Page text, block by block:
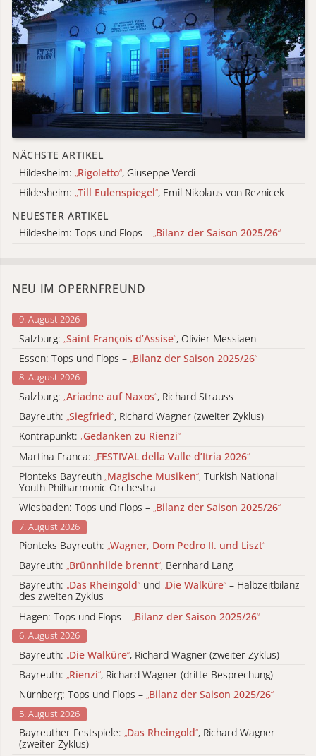
NÄCHSTE ARTIKEL
Hildesheim: „Rigoletto“, Giuseppe Verdi
Hildesheim: „Till Eulenspiegel“, Emil Nikolaus von Reznicek
NEUESTER ARTIKEL
Hildesheim: Tops und Flops – „Bilanz der Saison 2025/26“
NEU IM OPERNFREUND
9. August 2026
Salzburg: „Saint François d’Assise“, Olivier Messiaen
Essen: Tops und Flops – „Bilanz der Saison 2025/26“
8. August 2026
Salzburg: „Ariadne auf Naxos“, Richard Strauss
Bayreuth: „Siegfried“, Richard Wagner (zweiter Zyklus)
Kontrapunkt: „Gedanken zu Rienzi“
Martina Franca: „FESTIVAL della Valle d’Itria 2026“
Pionteks Bayreuth „Magische Musiken“, Turkish National
Youth Philharmonic Orchestra
Wiesbaden: Tops und Flops – „Bilanz der Saison 2025/26“
7. August 2026
Pionteks Bayreuth: „Wagner, Dom Pedro II. und Liszt“
Bayreuth: „Brünnhilde brennt“, Bernhard Lang
Bayreuth: „Das Rheingold“ und „Die Walküre“ – Halbzeitbilanz
des zweiten Zyklus
Hagen: Tops und Flops – „Bilanz der Saison 2025/26“
6. August 2026
Bayreuth: „Die Walküre“, Richard Wagner (zweiter Zyklus)
Bayreuth: „Rienzi“, Richard Wagner (dritte Besprechung)
Nürnberg: Tops und Flops – „Bilanz der Saison 2025/26“
5. August 2026
Bayreuther Festspiele: „Das Rheingold“, Richard Wagner
(zweiter Zyklus)